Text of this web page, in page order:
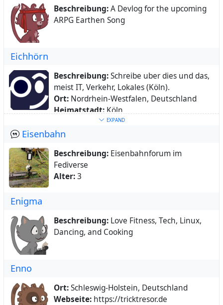
#linux #gitarre #guitar #selfhost #s04
#discworld #scheibenwelt #pratchett
Beschreibung:A Devlog for the upcoming
ARPG Earthen Song
Eichhörn
Beschreibung:Schreibe uber dies und das,
meist IT, Verkehr, Lokales (Köln).
Ort: Nordrhein-Westfalen, Deutschland
Heimatstadt: Köln
Schlüsselwörter:Köln
Verkehr
EXPAND
Eisenbahn
Beschreibung: Eisenbahnforum im
Fediverse
Alter:3
Enigma
Beschreibung: Love Fitness, Tech, Linux,
Dancing, and Cooking
Enno
Ort:Schleswig-Holstein, Deutschland
Webseite: https://tricktresor.de